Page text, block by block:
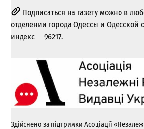
Подписаться на газету можно в
отделении города Одессы и Одесской
индекс — 96217.
Здійснено за підтримки Асоціації